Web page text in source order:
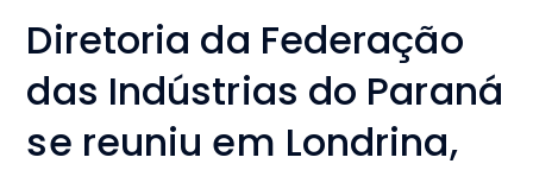
Diretoria da Federação
das Indústrias do Paraná
se reuniu em Londrina,